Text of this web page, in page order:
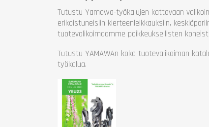
Tutustu Yamawa-työkalujen kattavaan
erikoistuneisiin kierteenleikkauksiin,
tuotevalikoimaamme poikkeuksellisten
Tutustu YAMAWAn koko tuotevalikoiman
työkalua.